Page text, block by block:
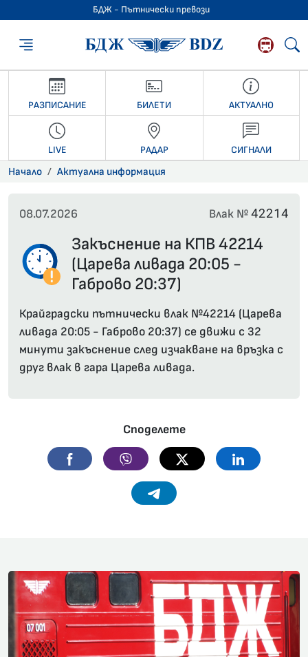
БДЖ - Пътнически превози
БДЖ -
РАЗПИСАНИЕ БИЛЕТИ АКТУАЛНО
LIVE РАДАР СИГНАЛИ
Начало Актуална информация
08.07.2026 Влак №42214
Закъснение на КПВ 42214
(Царева ливада 20:05 -
Габрово 20:37)
Крайградски пътнически влак №42214 (Царева
ливада 20:05 - Габрово 20:37) се движи с 32
минути закъснение след изчакване на връзка с
друг влак в гара Царева ливада.
Споделете
Facebook Viber Twitter Linkedin
Telegram